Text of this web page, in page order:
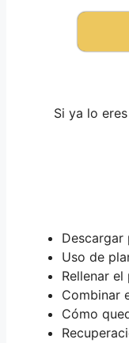
Si ya lo eres
Descargar
Uso de
Rellenar
Combinar
Cómo